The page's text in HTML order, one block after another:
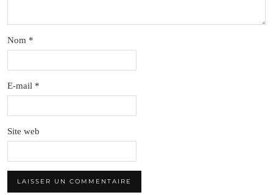
Nom *
E-mail *
Site web